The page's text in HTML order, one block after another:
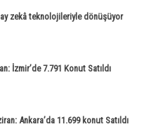
zekâ teknolojileriyle dönüşüyor
İzmir’de 7.791 Konut Satıldı
Ankara’da 11.699 konut Satıldı